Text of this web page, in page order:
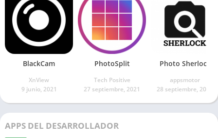
BlackCam
XnView
9 junio, 2021
PhotoSplit
Tech Positive
27 septiembre, 2021
Photo Sherlock
appsmotor
28 septiembre, 2021
APPS DEL DESARROLLADOR